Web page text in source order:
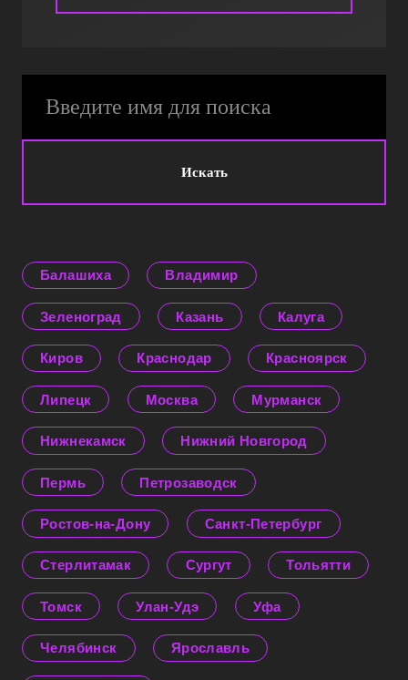
Искать
Балашиха Владимир
Зеленоград Казань Калуга
Киров Краснодар Красноярск
Липецк Москва Мурманск
Нижнекамск Нижний Новгород
Пермь Петрозаводск
Ростов-на-Дону Санкт-Петербург
Стерлитамак Сургут Тольятти
Томск Улан-Удэ Уфа
Челябинск Ярославль